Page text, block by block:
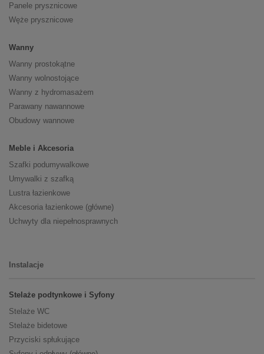
Panele prysznicowe
Węże prysznicowe
Wanny
Wanny prostokątne
Wanny wolnostojące
Wanny z hydromasażem
Parawany nawannowe
Obudowy wannowe
Meble i Akcesoria
Szafki podumywalkowe
Umywalki z szafką
Lustra łazienkowe
Akcesoria łazienkowe (główne)
Uchwyty dla niepełnosprawnych
Instalacje
Stelaże podtynkowe i Syfony
Stelaże WC
Stelaże bidetowe
Przyciski spłukujące